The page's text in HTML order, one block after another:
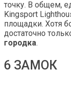
точку. В общем,
Kingsport
площадки. Хотя
достаточно
городка.
6 ЗАМОК